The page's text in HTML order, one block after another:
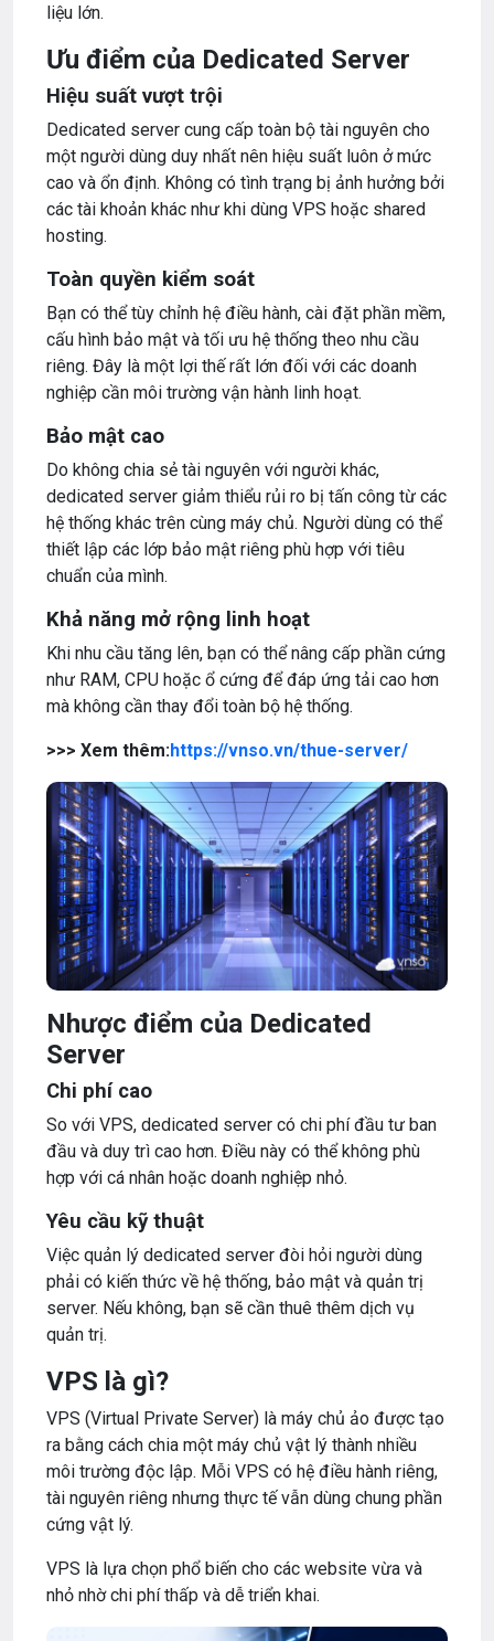
liệu lớn.
Ưu điểm của Dedicated Server
Hiệu suất vượt trội
Dedicated server cung cấp toàn bộ tài nguyên cho
một người dùng duy nhất nên hiệu suất luôn ở mức
cao và ổn định. Không có tình trạng bị ảnh hưởng bởi
các tài khoản khác như khi dùng VPS hoặc shared
hosting.
Toàn quyền kiểm soát
Bạn có thể tùy chỉnh hệ điều hành, cài đặt phần mềm,
cấu hình bảo mật và tối ưu hệ thống theo nhu cầu
riêng. Đây là một lợi thế rất lớn đối với các doanh
nghiệp cần môi trường vận hành linh hoạt.
Bảo mật cao
Do không chia sẻ tài nguyên với người khác,
dedicated server giảm thiểu rủi ro bị tấn công từ các
hệ thống khác trên cùng máy chủ. Người dùng có thể
thiết lập các lớp bảo mật riêng phù hợp với tiêu
chuẩn của mình.
Khả năng mở rộng linh hoạt
Khi nhu cầu tăng lên, bạn có thể nâng cấp phần cứng
như RAM, CPU hoặc ổ cứng để đáp ứng tải cao hơn
mà không cần thay đổi toàn bộ hệ thống.
>>> Xem thêm:https://vnso.vn/thue-server/
Nhược điểm của Dedicated
Server
Chi phí cao
So với VPS, dedicated server có chi phí đầu tư ban
đầu và duy trì cao hơn. Điều này có thể không phù
hợp với cá nhân hoặc doanh nghiệp nhỏ.
Yêu cầu kỹ thuật
Việc quản lý dedicated server đòi hỏi người dùng
phải có kiến thức về hệ thống, bảo mật và quản trị
server. Nếu không, bạn sẽ cần thuê thêm dịch vụ
quản trị.
VPS là gì?
VPS (Virtual Private Server) là máy chủ ảo được tạo
ra bằng cách chia một máy chủ vật lý thành nhiều
môi trường độc lập. Mỗi VPS có hệ điều hành riêng,
tài nguyên riêng nhưng thực tế vẫn dùng chung phần
cứng vật lý.
VPS là lựa chọn phổ biến cho các website vừa và
nhỏ nhờ chi phí thấp và dễ triển khai.